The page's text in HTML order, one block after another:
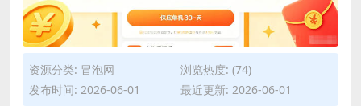
资源分类: 冒泡网
浏览热度: (74)
发布时间: 2026-06-01
最近更新: 2026-06-01